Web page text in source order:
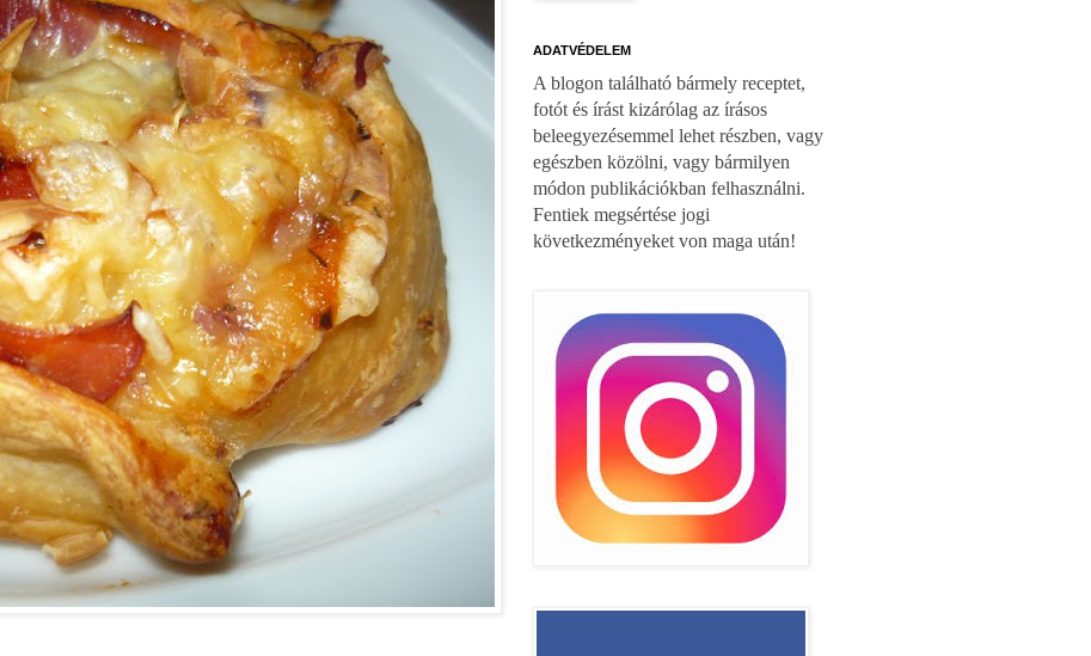
ADATVÉDELEM
A blogon található bármely receptet,
fotót és írást kizárólag az írásos
beleegyezésemmel lehet részben, vagy
egészben közölni, vagy bármilyen
módon publikációkban felhasználni.
Fentiek megsértése jogi
következményeket von maga után!